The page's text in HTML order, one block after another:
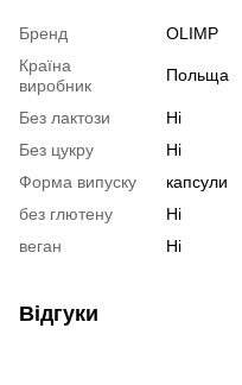
Бренд
OLIMP
Країна
виробник
Польща
Без лактози
Ні
Без цукру
Ні
Форма випуску
капсули
без глютену
Ні
веган
Ні
Відгуки